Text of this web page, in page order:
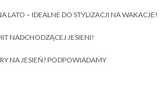
LATO – IDEALNE DO STYLIZACJI NA WAKACJE!
NADCHODZĄCEJ JESIENI!
NA JESIEŃ? PODPOWIADAMY